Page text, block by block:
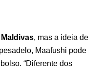
Maldivas, mas a ideia de
Maafushi pode
“Diferente dos